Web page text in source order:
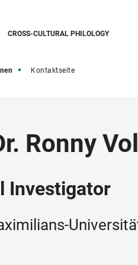
CROSS-CULTURAL PHILOLOGY
Kontaktseite
Ronny
Investigator